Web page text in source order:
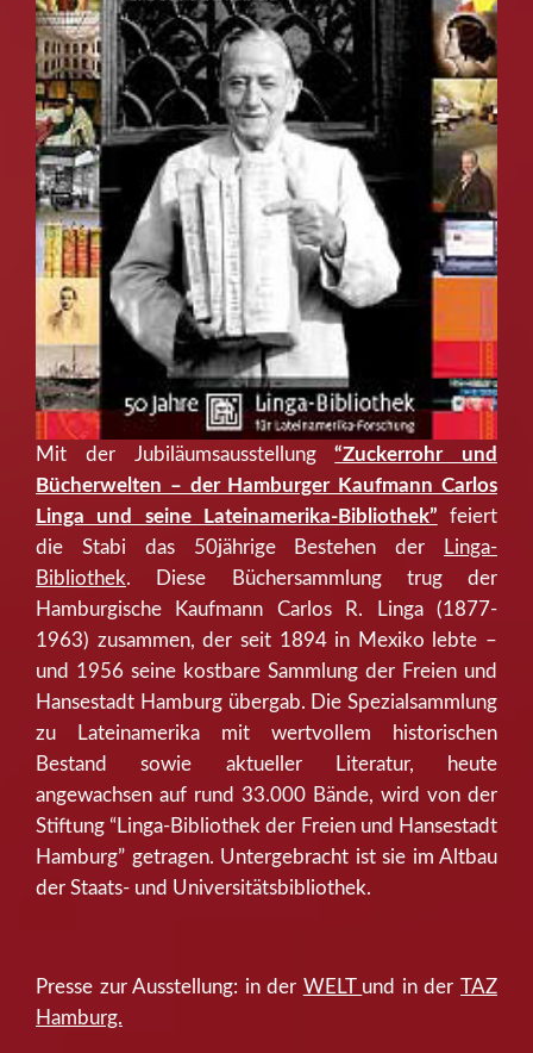
Mit der Jubiläumsausstellung“Zuckerrohr und
Bücherwelten – der Hamburger Kaufmann Carlos
Linga und seine Lateinamerika-Bibliothek”
feiert
die Stabi das 50jährige Bestehen der
Linga-
Bibliothek. Diese Büchersammlung trug der
Hamburgische Kaufmann Carlos R. Linga (1877-
1963) zusammen, der seit 1894 in Mexiko lebte –
und 1956 seine kostbare Sammlung der Freien und
Hansestadt Hamburg übergab. Die Spezialsammlung
zu Lateinamerika mit wertvollem historischen
Bestand sowie aktueller Literatur, heute
angewachsen auf rund 33.000 Bände, wird von der
Stiftung “Linga-Bibliothek der Freien und Hansestadt
Hamburg” getragen. Untergebracht ist sie im Altbau
der Staats- und Universitätsbibliothek.
Presse zur Ausstellung: in der WELT und in derTAZ
Hamburg.